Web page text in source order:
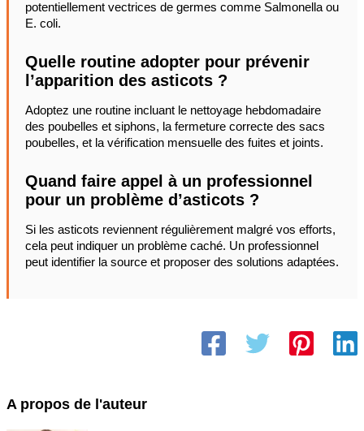
potentiellement vectrices de germes comme Salmonella ou
E. coli.
Quelle routine adopter pour prévenir
l’apparition des asticots ?
Adoptez une routine incluant le nettoyage hebdomadaire
des poubelles et siphons, la fermeture correcte des sacs
poubelles, et la vérification mensuelle des fuites et joints.
Quand faire appel à un professionnel
pour un problème d’asticots ?
Si les asticots reviennent régulièrement malgré vos efforts,
cela peut indiquer un problème caché. Un professionnel
peut identifier la source et proposer des solutions adaptées.
A propos de l'auteur